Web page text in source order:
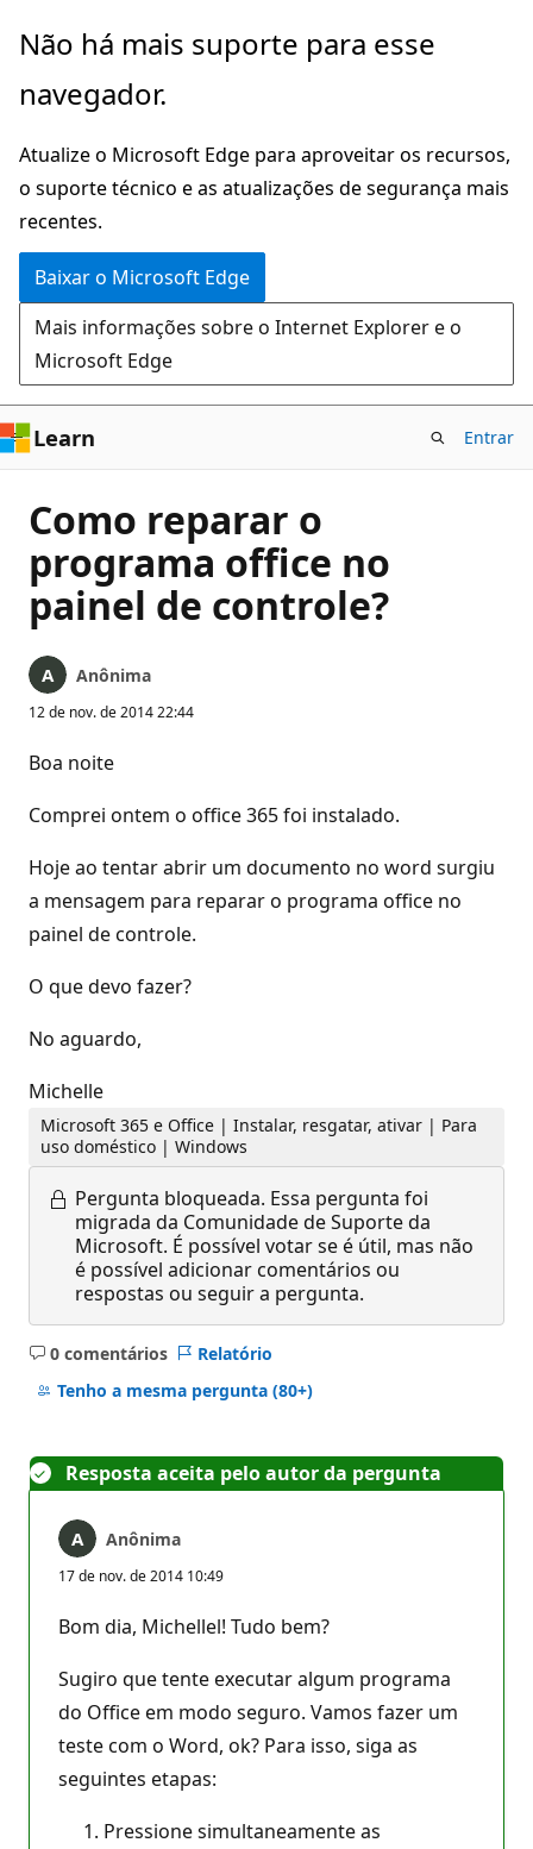
Pular
o
principal
Não há mais suporte para esse
navegador.
Atualize o Microsoft Edge para aproveitar os recursos,
o suporte técnico e as atualizações de segurança mais
recentes.
Baixar o Microsoft Edge
Mais informações sobre o Internet Explorer e o
Microsoft Edge
Learn Entrar
Como reparar o
programa office no
painel de controle?
Anônima
12 de nov. de 2014 22:44
Boa noite
Comprei ontem o office 365 foi instalado.
Hoje ao tentar abrir um documento no word surgiu
a mensagem para reparar o programa office no
painel de controle.
O que devo fazer?
No aguardo,
Michelle
Microsoft 365 e Office | Instalar, resgatar, ativar | Para
uso doméstico | Windows
Pergunta bloqueada. Essa pergunta foi
migrada da Comunidade de Suporte da
Microsoft. É possível votar se é útil, mas não
é possível adicionar comentários ou
respostas ou seguir a pergunta.
0 comentários
Sem
comentários
Relatório
Tenho a mesma pergunta (80+)
Resposta aceita pelo autor da pergunta
Anônima
17 de nov. de 2014 10:49
Bom dia, Michellel! Tudo bem?
Sugiro que tente executar algum programa
do Office em modo seguro. Vamos fazer um
teste com o Word, ok? Para isso, siga as
seguintes etapas:
Pressione simultaneamente as